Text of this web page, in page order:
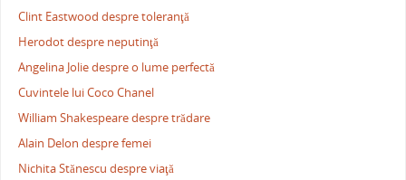
Clint Eastwood despre toleranţă
Herodot despre neputinţă
Angelina Jolie despre o lume perfectă
Cuvintele lui Coco Chanel
William Shakespeare despre trădare
Alain Delon despre femei
Nichita Stănescu despre viaţă